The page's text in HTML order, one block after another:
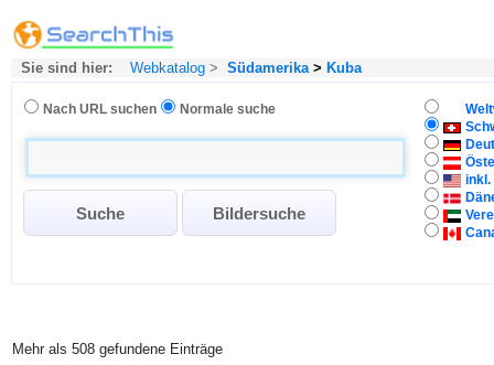
Sie sind hier: Webkatalog > Südamerika> Kuba
Nach URL suchen Normale suche
inkl.
Mehr als 508 gefundene Einträge